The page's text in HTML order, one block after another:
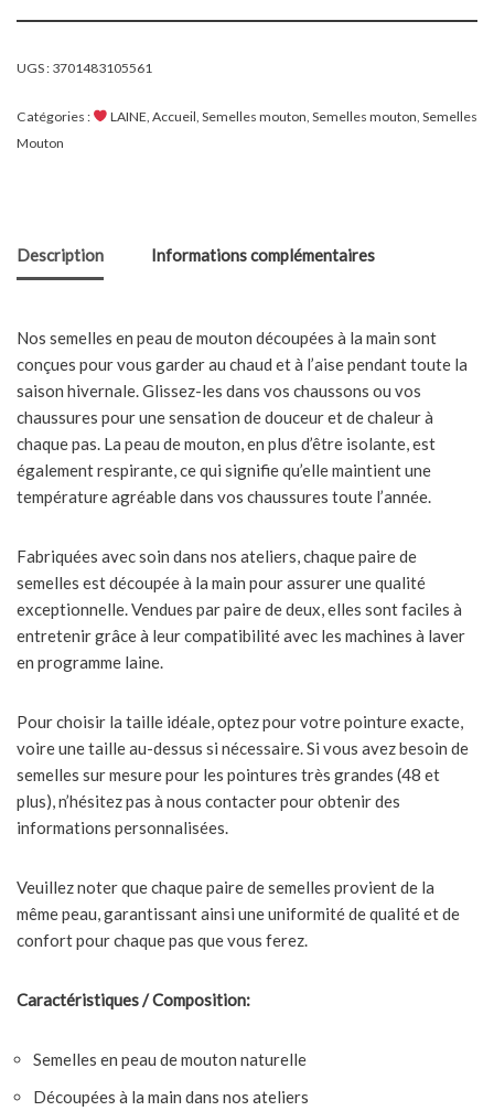
UGS : 3701483105561
Catégories : LAINE, Accueil Semelles mouton Semelles mouton Semelles
Mouton
Description Informations complémentaires
Nos semelles en peau de mouton découpées à la main sont
conçues pour vous garder au chaud et à l’aise pendant toute la
saison hivernale. Glissez-les dans vos chaussons ou vos
chaussures pour une sensation de douceur et de chaleur à
chaque pas. La peau de mouton, en plus d’être isolante, est
également respirante, ce qui signifie qu’elle maintient une
température agréable dans vos chaussures toute l’année.
Fabriquées avec soin dans nos ateliers, chaque paire de
semelles est découpée à la main pour assurer une qualité
exceptionnelle. Vendues par paire de deux, elles sont faciles à
entretenir grâce à leur compatibilité avec les machines à laver
en programme laine.
Pour choisir la taille idéale, optez pour votre pointure exacte,
voire une taille au-dessus si nécessaire. Si vous avez besoin de
semelles sur mesure pour les pointures très grandes (48 et
plus), n’hésitez pas à nous contacter pour obtenir des
informations personnalisées.
Veuillez noter que chaque paire de semelles provient de la
même peau, garantissant ainsi une uniformité de qualité et de
confort pour chaque pas que vous ferez.
Caractéristiques / Composition:
Semelles en peau de mouton naturelle
Découpées à la main dans nos ateliers